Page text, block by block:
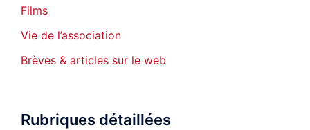
Films
Vie de l’association
Brèves & articles sur le web
Rubriques détaillées